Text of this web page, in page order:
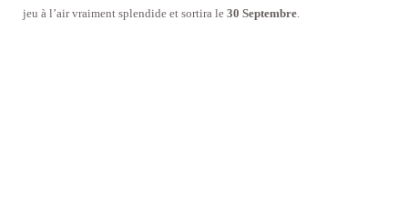
jeu à l’air vraiment splendide et sortira le 30 Septembre